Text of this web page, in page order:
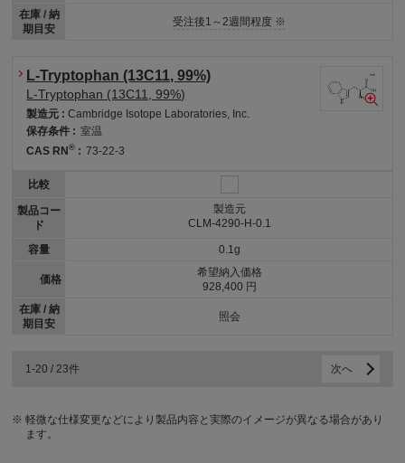
在庫 / 納
期目安
受注後1～2週間程度 ※
L-Tryptophan (13C11, 99%)
L-Tryptophan (13C11, 99%)
製造元 :Cambridge Isotope Laboratories, Inc.
保存条件 : 室温
CAS RN® : 73-22-3
比較
製品コー
ド
容量
価格
在庫 / 納
期目安
製造元
CLM-4290-H-0.1
0.1g
希望納入価格
928,400 円
照会
1-20 / 23件 次へ
軽微な仕様変更などにより製品内容と実際のイメージが異なる場合があり
ます。